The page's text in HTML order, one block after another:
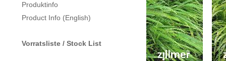
Produktinfo
Product Info (English)
Vorratsliste / Stock List